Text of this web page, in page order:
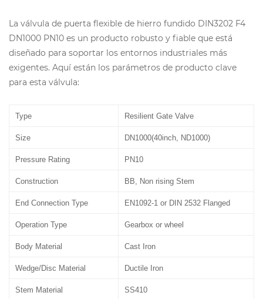
La válvula de puerta flexible de hierro fundido DIN3202 F4
DN1000 PN10 es un producto robusto y fiable que está
diseñado para soportar los entornos industriales más
exigentes. Aquí están los parámetros de producto clave
para esta válvula:
Type Resilient Gate Valve
Size DN1000(40inch, ND1000)
Pressure Rating PN10
Construction BB, Non rising Stem
End Connection Type EN1092-1 or DIN 2532 Flanged
Operation Type Gearbox or wheel
Body Material Cast Iron
Wedge/Disc Material Ductile Iron
Stem Material SS410